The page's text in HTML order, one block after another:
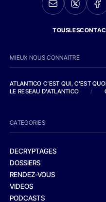
MIEUX NOUS CONNAITRE
ATLANTICO C'EST QUI, C'EST
LE RESEAU D'ATLANTICO
/
CATEGORIES
DECRYPTAGES
DOSSIERS
RENDEZ-VOUS
VIDEOS
PODCASTS